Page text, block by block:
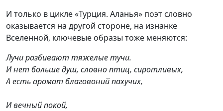
И только в цикле «Турция. Аланья» поэт словно
оказывается на другой стороне, на изнанке
Вселенной, ключевые образы тоже меняются:
Лучи разбивают тяжелые тучи.
И нет больше душ, словно птиц, сиротливых,
А есть аромат благовоний пахучих,
И вечный покой,